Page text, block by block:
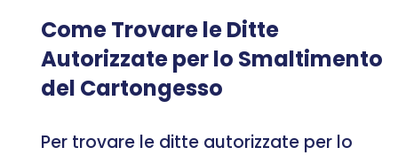
Come Trovare le Ditte
Autorizzate per lo Smaltimento
del Cartongesso
Per trovare le ditte autorizzate per lo